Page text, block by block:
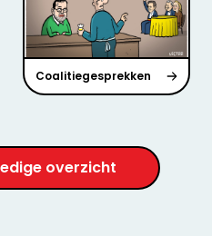
Coalitiegesprekken
overzicht